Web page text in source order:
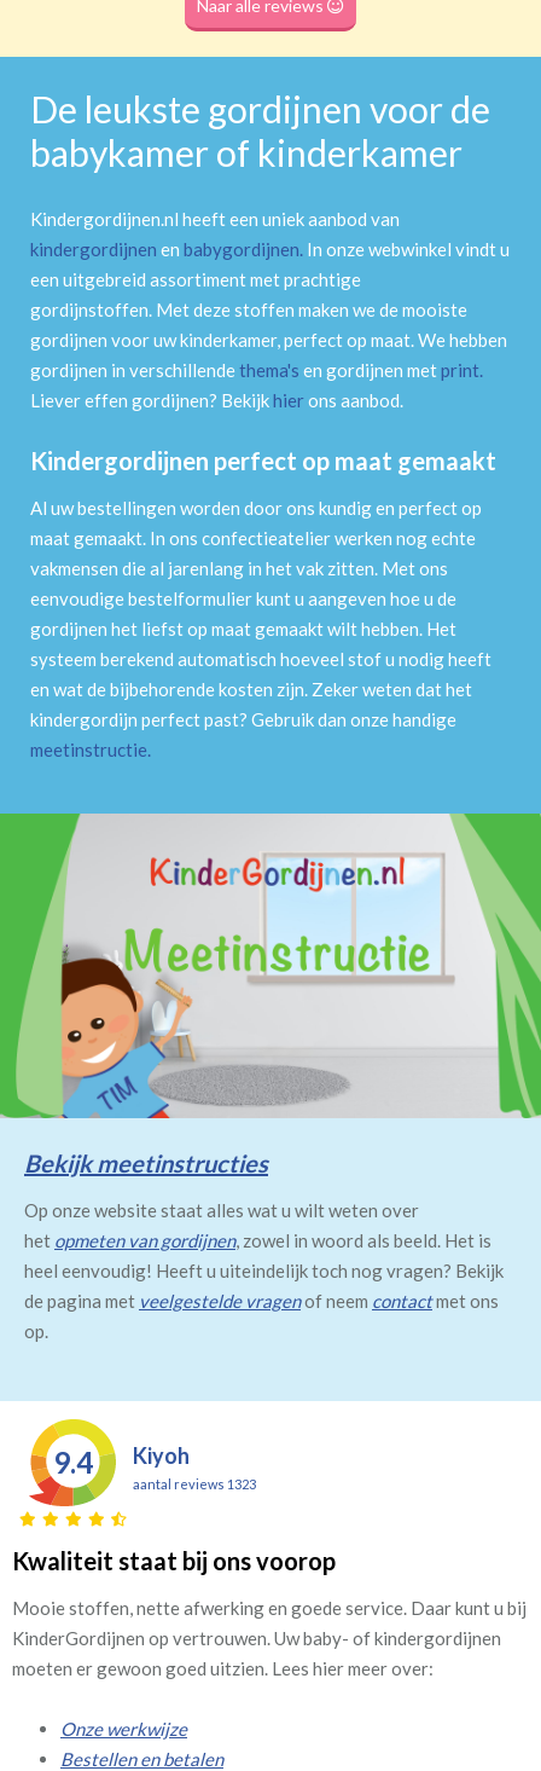
Naar alle reviews
De leukste gordijnen voor de
babykamer of kinderkamer
Kindergordijnen.nl heeft een uniek aanbod van
kindergordijnen en babygordijnen. In onze webwinkel vindt u
een uitgebreid assortiment met prachtige
gordijnstoffen. Met deze stoffen maken we de mooiste
gordijnen voor uw kinderkamer, perfect op maat. We hebben
gordijnen in verschillendethema's en gordijnen metprint.
Liever effen gordijnen? Bekijkhierons aanbod.
Kindergordijnen perfect op maat gemaakt
Al uw bestellingen worden door ons kundig en perfect op
maat gemaakt. In ons confectieatelier werken nog echte
vakmensen die al jarenlang in het vak zitten. Met ons
eenvoudige bestelformulier kunt u aangeven hoe u de
gordijnen het liefst op maat gemaakt wilt hebben. Het
systeem berekend automatisch hoeveel stof u nodig heeft
en wat de bijbehorende kosten zijn. Zeker weten dat het
kindergordijn perfect past? Gebruik dan onze handige
meetinstructie.
Bekijk meetinstructies
Op onze website staat alles wat u wilt weten over
het opmeten van gordijnen, zowel in woord als beeld. Het is
heel eenvoudig! Heeft u uiteindelijk toch nog vragen? Bekijk
de pagina met veelgestelde vragenof neem contactmet ons
op.
9.4 Kiyoh
aantal reviews 1323
Kwaliteit staat bij ons voorop
Mooie stoffen, nette afwerking en goede service. Daar kunt u bij
KinderGordijnen op vertrouwen. Uw baby- of kindergordijnen
moeten er gewoon goed uitzien. Lees hier meer over:
Onze werkwijze
Bestellen en betalen